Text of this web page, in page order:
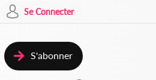
Se Connecter
S'abonner